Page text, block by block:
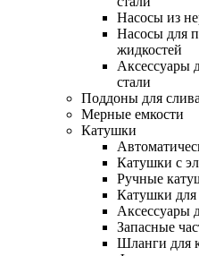
Насосы из
Насосы для
жидкостей
Аксессуары
стали
Поддоны для слива
Мерные емкости
Катушки
Катушки с
Ручные
Катушки для
Аксессуары
Запасные
Шланги для